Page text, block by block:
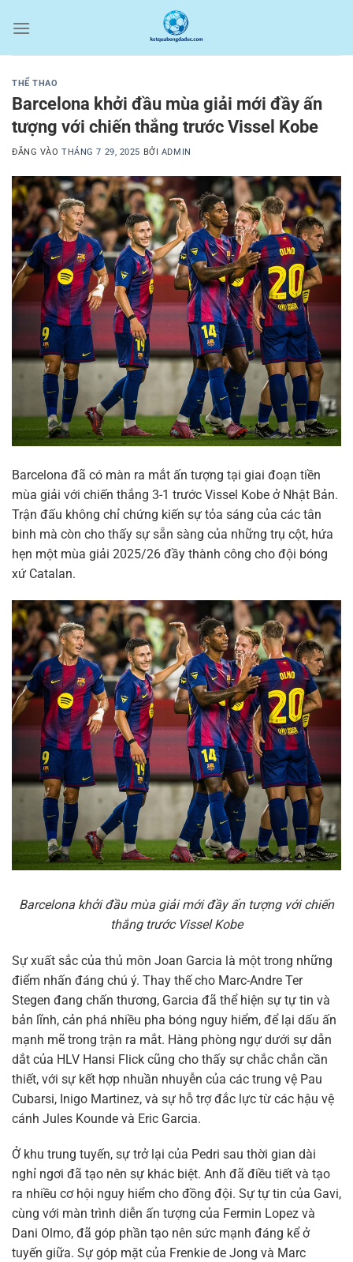
qua
THỂ THAO
Barcelona khởi đầu mùa giải mới đầy ấn
tượng với chiến thắng trước Vissel Kobe
ĐĂNG VÀOTHÁNG 7 29, 2025 BỞI ADMIN
Barcelona đã có màn ra mắt ấn tượng tại giai đoạn tiền
mùa giải với chiến thắng 3-1 trước Vissel Kobe ở Nhật Bản.
Trận đấu không chỉ chứng kiến sự tỏa sáng của các tân
binh mà còn cho thấy sự sẵn sàng của những trụ cột, hứa
hẹn một mùa giải 2025/26 đầy thành công cho đội bóng
xứ Catalan.
Barcelona khởi đầu mùa giải mới đầy ấn tượng với chiến
thắng trước Vissel Kobe
Sự xuất sắc của thủ môn Joan Garcia là một trong những
điểm nhấn đáng chú ý. Thay thế cho Marc-Andre Ter
Stegen đang chấn thương, Garcia đã thể hiện sự tự tin và
bản lĩnh, cản phá nhiều pha bóng nguy hiểm, để lại dấu ấn
mạnh mẽ trong trận ra mắt. Hàng phòng ngự dưới sự dẫn
dắt của HLV Hansi Flick cũng cho thấy sự chắc chắn cần
thiết, với sự kết hợp nhuần nhuyễn của các trung vệ Pau
Cubarsi, Inigo Martinez, và sự hỗ trợ đắc lực từ các hậu vệ
cánh Jules Kounde và Eric Garcia.
Ở khu trung tuyến, sự trở lại của Pedri sau thời gian dài
nghỉ ngơi đã tạo nên sự khác biệt. Anh đã điều tiết và tạo
ra nhiều cơ hội nguy hiểm cho đồng đội. Sự tự tin của Gavi,
cùng với màn trình diễn ấn tượng của Fermin Lopez và
Dani Olmo, đã góp phần tạo nên sức mạnh đáng kể ở
tuyến giữa. Sự góp mặt của Frenkie de Jong và Marc